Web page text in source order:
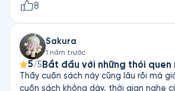
8
Sakura
1 năm trước
5/5 Bắt đầu với những thói quen
Thấy cuốn sách này cũng lâu rồi mà
cuốn sách không dày, thời gian nghe